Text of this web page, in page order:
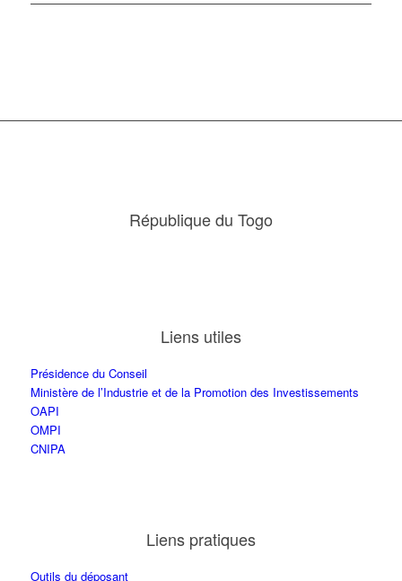
République du Togo
Liens utiles
Présidence du Conseil
Ministère de l’Industrie et de la Promotion des Investissements
OAPI
OMPI
CNIPA
Liens pratiques
Outils du déposant